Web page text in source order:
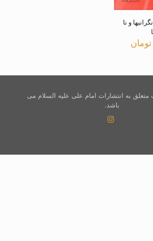
و نا
تومان
به انتشارات امام علی علیه السلام می
باشد.